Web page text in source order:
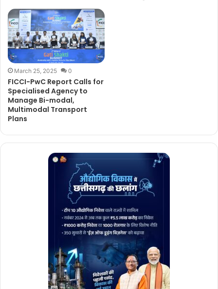
March 25, 2025 0
FICCI-PwC Report Calls for
Specialised Agency to
Manage Bi-modal,
Multimodal Transport
Plans